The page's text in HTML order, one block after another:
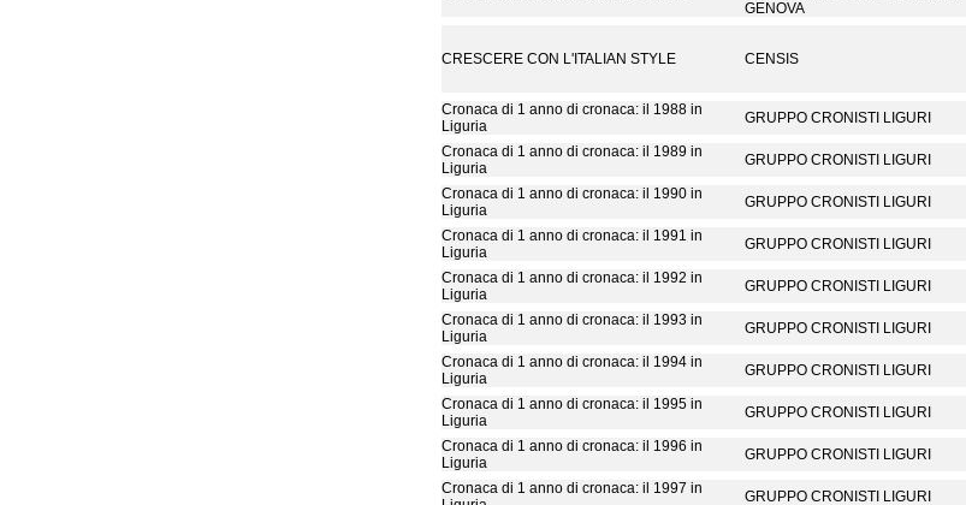
GENOVA
CRESCERE CON L'ITALIAN STYLE CENSIS
Cronaca di 1 anno di cronaca: il 1988 in
Liguria
GRUPPO CRONISTI LIGURI
Cronaca di 1 anno di cronaca: il 1989 in
Liguria
GRUPPO CRONISTI LIGURI
Cronaca di 1 anno di cronaca: il 1990 in
Liguria
GRUPPO CRONISTI LIGURI
Cronaca di 1 anno di cronaca: il 1991 in
Liguria
GRUPPO CRONISTI LIGURI
Cronaca di 1 anno di cronaca: il 1992 in
Liguria
GRUPPO CRONISTI LIGURI
Cronaca di 1 anno di cronaca: il 1993 in
Liguria
GRUPPO CRONISTI LIGURI
Cronaca di 1 anno di cronaca: il 1994 in
Liguria
GRUPPO CRONISTI LIGURI
Cronaca di 1 anno di cronaca: il 1995 in
Liguria
GRUPPO CRONISTI LIGURI
Cronaca di 1 anno di cronaca: il 1996 in
Liguria
GRUPPO CRONISTI LIGURI
Cronaca di 1 anno di cronaca: il 1997 in
GRUPPO CRONISTI LIGURI